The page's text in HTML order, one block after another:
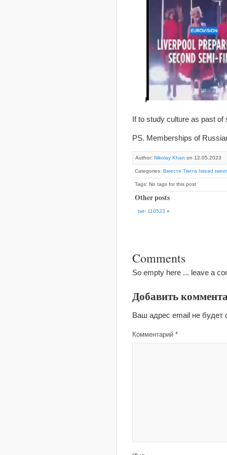
If to study culture as past
PS. Memberships of
Author: Nikolay Khan on 12.05.2023
Categories: Вместе Твита Istead
Tags: No tags for this post
Other posts
twt- 110523 «
Comments
So empty here ... leave a
Добавить
Ваш адрес email не будет
Комментарий *